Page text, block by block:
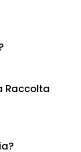
Raccolta